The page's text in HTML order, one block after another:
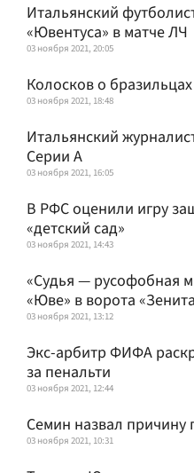
Итальянский
«Ювентуса» в матче ЛЧ
03 ноября 2021, 20:05
Колосков о
03 ноября 2021, 18:48
Итальянский
Серии А
03 ноября 2021, 16:05
В РФС оценили игру
«детский сад»
03 ноября 2021, 14:43
«Судья — русофобная
«Юве» в ворота
03 ноября 2021, 13:12
Экс-арбитр ФИФА
за пенальти
03 ноября 2021, 12:44
Семин назвал причину
03 ноября 2021, 10:31